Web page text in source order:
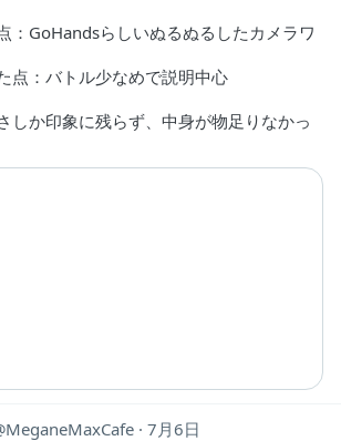
：GoHandsらしいぬるぬるしたカメラワ
点：バトル少なめで説明中心
しか印象に残らず、中身が物足りなかっ
MeganeMaxCafe 7月6日